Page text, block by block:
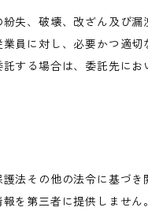
失、破壊、改ざん及び
員に対し、必要かつ適
する場合は、委託先に
法その他の法令に基づ
を第三者に提供しませ